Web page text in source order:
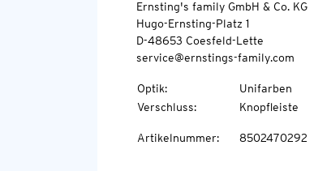
Ernsting's family GmbH & Co. KG
Hugo-Ernsting-Platz 1
D-48653 Coesfeld-Lette
service@ernstings-family.com
Optik:
Unifarben
Verschluss: Knopfleiste
Artikelnummer: 8502470292